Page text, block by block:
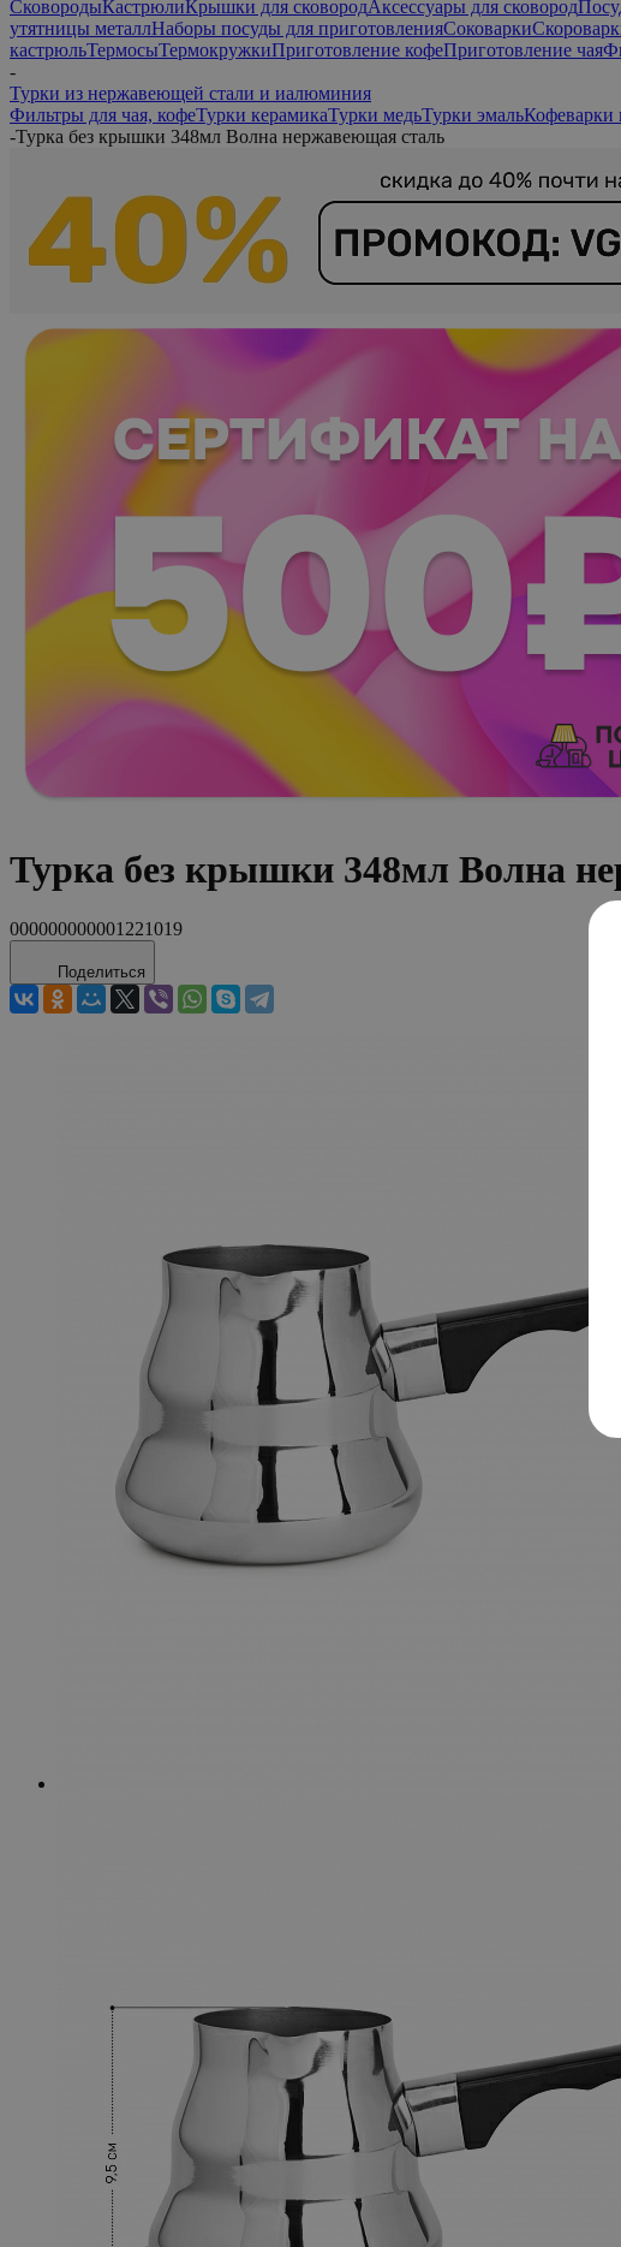
СковородыКастрюлиКрышки для сковородАксессуары для сковород
утятницы металлНаборы посуды для приготовленияСоковарки
кастрюльТермосыТермокружкиПриготовление кофеПриготовление чая
-
Турки из нержавеющей стали и иалюминия
Фильтры для чая, кофеТурки керамикаТурки медьТурки эмальКофеварки
-Турка без крышки 348мл Волна нержавеющая сталь
Турка без крышки 348мл Волна
000000000001221019
Поделиться